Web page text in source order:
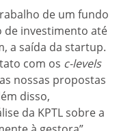
de um fundo
de investimento até
a saída da startup.
com os c-levels
nossas propostas
disso,
da KPTL sobre a